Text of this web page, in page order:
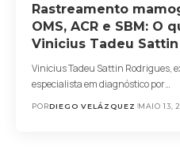
Rastreamento
OMS, ACR e SBM: O
Vinicius Tadeu
Vinicius Tadeu Sattin Rodrigues,
especialista em diagnóstico por…
PORDIEGO VELÁZQUEZ MAIO 13,